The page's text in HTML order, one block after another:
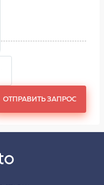
ОТПРАВИТЬ ЗАПРОС